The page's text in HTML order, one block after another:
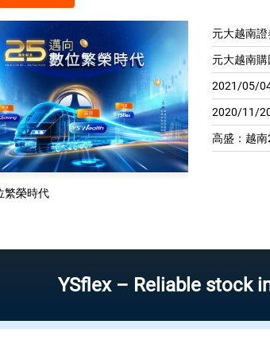
繁榮時代
元大越南
元大越南
2021/05/
2020/11/
高盛：越
– Reliable stock